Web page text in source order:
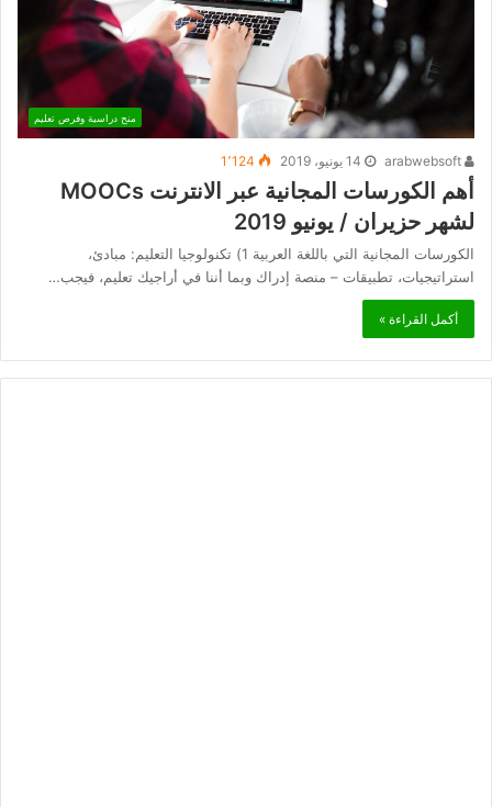
منح دراسية وفرص تعليم
14 يونيو، 2019 1٬124
أهم الكورسات المجانية عبر الانترنت MOOCs
لشهر حزيران / يونيو 2019
الكورسات المجانية التي باللغة العربية 1) تكنولوجيا التعليم: مبادئ،
استراتيجيات، تطبيقات – منصة إدراك وبما أننا في أراجيك تعليم، فيجب…
أكمل القراءة »